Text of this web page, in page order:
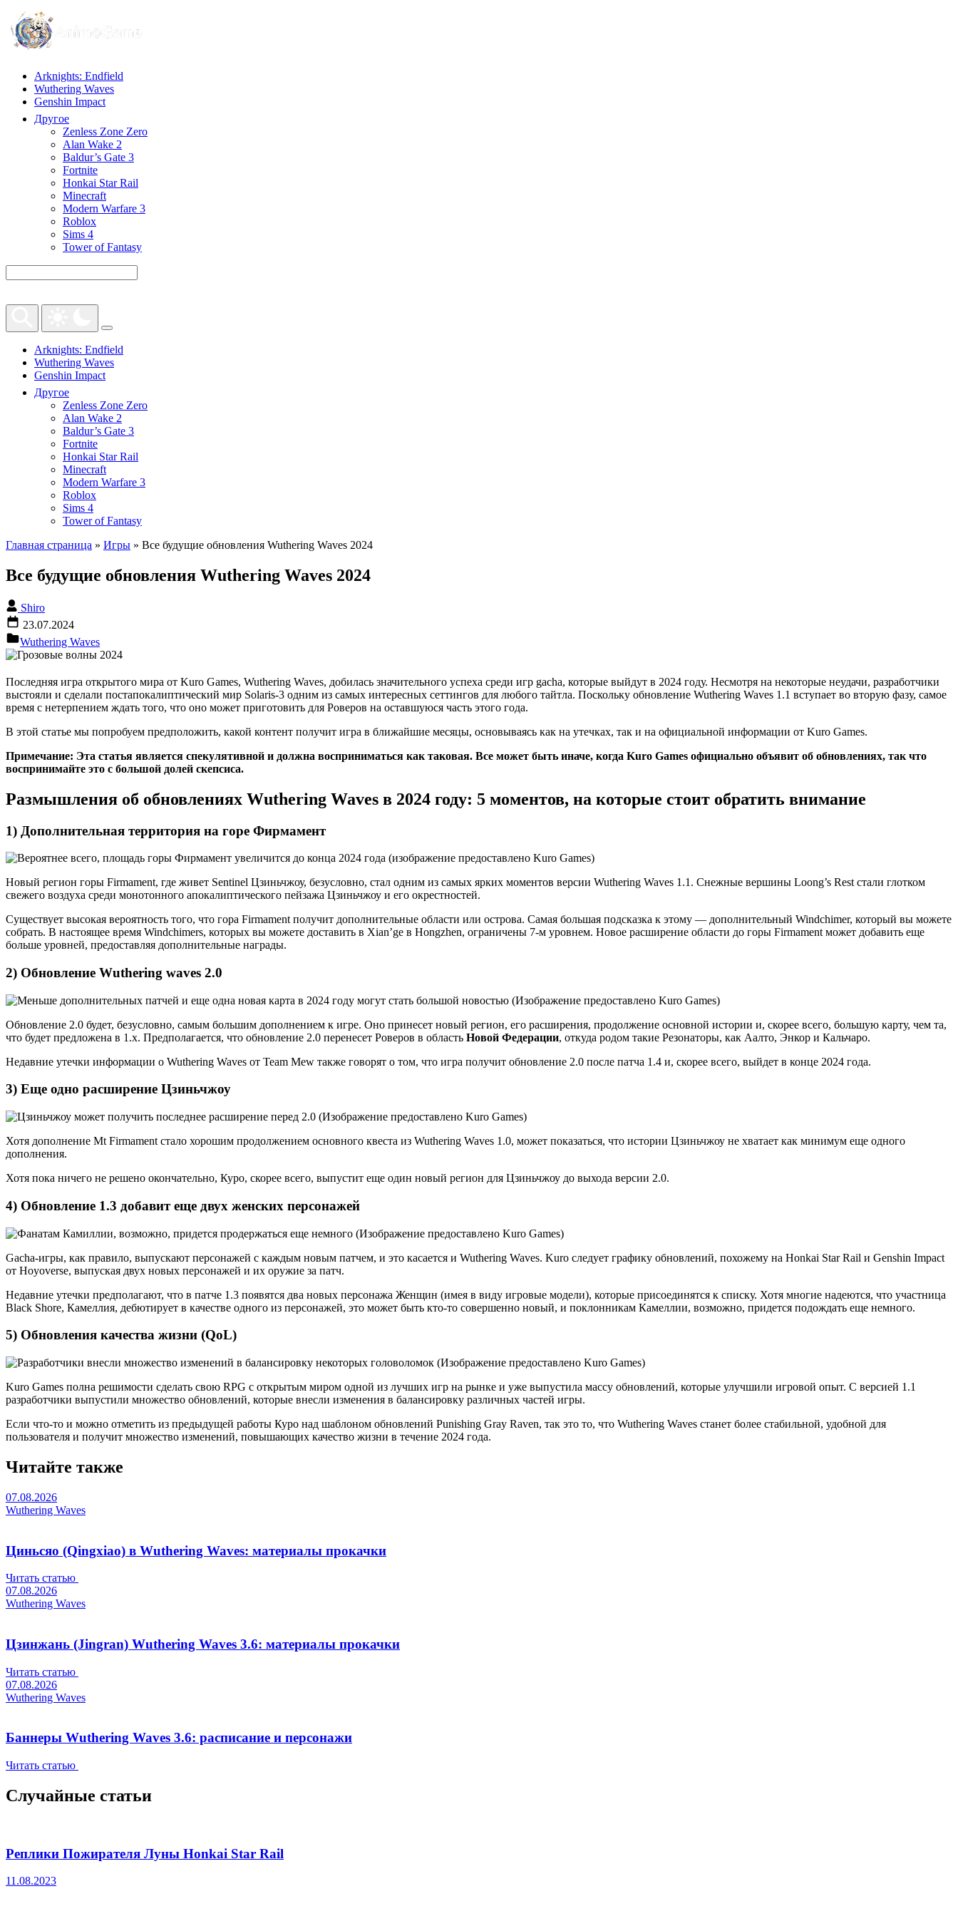
Arknights: Endfield
Wuthering Waves
Genshin Impact
Другое
Zenless Zone Zero
Alan Wake 2
Baldur’s Gate 3
Fortnite
Honkai Star Rail
Minecraft
Modern Warfare 3
Roblox
Sims 4
Tower of Fantasy
Arknights: Endfield
Wuthering Waves
Genshin Impact
Другое
Zenless Zone Zero
Alan Wake 2
Baldur’s Gate 3
Fortnite
Honkai Star Rail
Minecraft
Modern Warfare 3
Roblox
Sims 4
Tower of Fantasy
Главная страница » Игры » Все будущие обновления Wuthering Waves 2024
Все будущие обновления Wuthering Waves 2024
Shiro
23.07.2024
Wuthering Waves
Последняя игра открытого мира от Kuro Games, Wuthering Waves, добилась значительного успеха среди игр gacha, которые выйдут в 2024 году. Несмотря на некоторые неудачи, разработчики
выстояли и сделали постапокалиптический мир Solaris-3 одним из самых интересных сеттингов для любого тайтла. Поскольку обновление Wuthering Waves 1.1 вступает во вторую фазу, самое
время с нетерпением ждать того, что оно может приготовить для Роверов на оставшуюся часть этого года.
В этой статье мы попробуем предположить, какой контент получит игра в ближайшие месяцы, основываясь как на утечках, так и на официальной информации от Kuro Games.
Примечание: Эта статья является спекулятивной и должна восприниматься как таковая. Все может быть иначе, когда Kuro Games официально объявит об обновлениях, так что
воспринимайте это с большой долей скепсиса.
Размышления об обновлениях Wuthering Waves в 2024 году: 5 моментов, на которые стоит обратить внимание
1) Дополнительная территория на горе Фирмамент
Новый регион горы Firmament, где живет Sentinel Цзиньчжоу, безусловно, стал одним из самых ярких моментов версии Wuthering Waves 1.1. Снежные вершины Loong’s Rest стали глотком
свежего воздуха среди монотонного апокалиптического пейзажа Цзиньчжоу и его окрестностей.
Существует высокая вероятность того, что гора Firmament получит дополнительные области или острова. Самая большая подсказка к этому — дополнительный Windchimer, который вы можете
собрать. В настоящее время Windchimers, которых вы можете доставить в Xian’ge в Hongzhen, ограничены 7-м уровнем. Новое расширение области до горы Firmament может добавить еще
больше уровней, предоставляя дополнительные награды.
2) Обновление Wuthering waves 2.0
Обновление 2.0 будет, безусловно, самым большим дополнением к игре. Оно принесет новый регион, его расширения, продолжение основной истории и, скорее всего, большую карту, чем та,
что будет предложена в 1.x. Предполагается, что обновление 2.0 перенесет Роверов в область Новой Федерации, откуда родом такие Резонаторы, как Аалто, Энкор и Кальчаро.
Недавние утечки информации о Wuthering Waves от Team Mew также говорят о том, что игра получит обновление 2.0 после патча 1.4 и, скорее всего, выйдет в конце 2024 года.
3) Еще одно расширение Цзиньчжоу
Хотя дополнение Mt Firmament стало хорошим продолжением основного квеста из Wuthering Waves 1.0, может показаться, что истории Цзиньчжоу не хватает как минимум еще одного
дополнения.
Хотя пока ничего не решено окончательно, Куро, скорее всего, выпустит еще один новый регион для Цзиньчжоу до выхода версии 2.0.
4) Обновление 1.3 добавит еще двух женских персонажей
Gacha-игры, как правило, выпускают персонажей с каждым новым патчем, и это касается и Wuthering Waves. Kuro следует графику обновлений, похожему на Honkai Star Rail и Genshin Impact
от Hoyoverse, выпуская двух новых персонажей и их оружие за патч.
Недавние утечки предполагают, что в патче 1.3 появятся два новых персонажа Женщин (имея в виду игровые модели), которые присоединятся к списку. Хотя многие надеются, что участница
Black Shore, Камеллия, дебютирует в качестве одного из персонажей, это может быть кто-то совершенно новый, и поклонникам Камеллии, возможно, придется подождать еще немного.
5) Обновления качества жизни (QoL)
Kuro Games полна решимости сделать свою RPG с открытым миром одной из лучших игр на рынке и уже выпустила массу обновлений, которые улучшили игровой опыт. С версией 1.1
разработчики выпустили множество обновлений, которые внесли изменения в балансировку различных частей игры.
Если что-то и можно отметить из предыдущей работы Куро над шаблоном обновлений Punishing Gray Raven, так это то, что Wuthering Waves станет более стабильной, удобной для
пользователя и получит множество изменений, повышающих качество жизни в течение 2024 года.
Читайте также
07.08.2026
Wuthering Waves
Циньсяо (Qingxiao) в Wuthering Waves: материалы прокачки
Читать статью
07.08.2026
Wuthering Waves
Цзинжань (Jingran) Wuthering Waves 3.6: материалы прокачки
Читать статью
07.08.2026
Wuthering Waves
Баннеры Wuthering Waves 3.6: расписание и персонажи
Читать статью
Случайные статьи
Реплики Пожирателя Луны Honkai Star Rail
11.08.2023